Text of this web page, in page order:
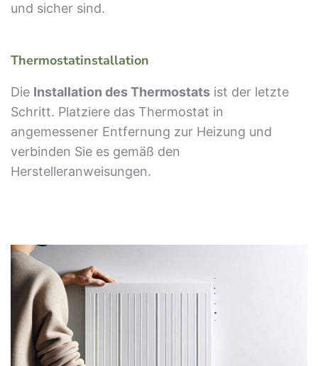
und sicher sind.
Thermostatinstallation
Die Installation des Thermostats ist der letzte
Schritt. Platziere das Thermostat in
angemessener Entfernung zur Heizung und
verbinden Sie es gemäß den
Herstelleranweisungen.